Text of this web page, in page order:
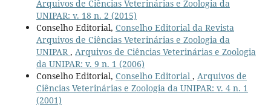
Arquivos de Ciências Veterinárias e Zoologia da
UNIPAR: v. 18 n. 2 (2015)
Conselho Editorial, Conselho Editorial da Revista
Arquivos de Ciências Veterinárias e Zoologia da
UNIPAR, Arquivos de Ciências Veterinárias e Zoologia
da UNIPAR: v. 9 n. 1 (2006)
Conselho Editorial, Conselho Editorial , Arquivos de
Ciências Veterinárias e Zoologia da UNIPAR: v. 4 n. 1
(2001)